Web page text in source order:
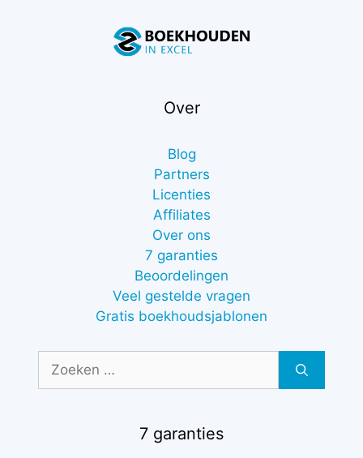
Over
Blog
Partners
Licenties
Affiliates
Over ons
7 garanties
Beoordelingen
Veel gestelde vragen
Gratis boekhoudsjablonen
Zoek
7 garanties